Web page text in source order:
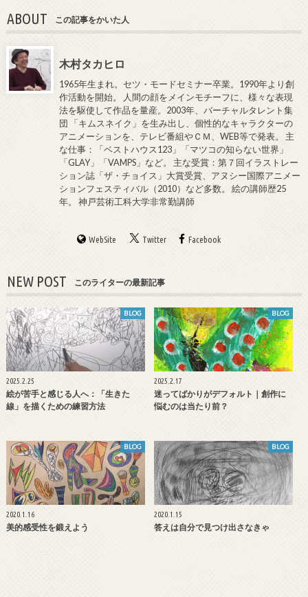
ABOUT この記事をかいた人
木村タカヒロ
1965年生まれ。セツ・モードセミナー卒業。1990年より創
作活動を開始。 人間の顔をメインモチーフに、様々な表現
法を駆使して作品を量産。2003年、バーチャルタレント集
団 「キムスネイク」を生み出し、個性的なキャラクターの
アニメーションを、テレビ番組やＣＭ、WEB等で発表。 主
な仕事：「ベストハウス123」「マツコの知らない世界」
「GLAY」「VAMPS」など。 主な受賞：第７回イラストレー
ション誌「ザ・チョイス」大賞受賞、アヌシー国際アニメー
ションフェスティバル（2010）など多数。 絵の講師歴25
年。 神戸芸術工科大学非常勤講師
WebSite Twitter Facebook
NEW POST このライターの最新記事
BLOG
2025.2.25
絵が苦手と感じる人へ：「生きた
線」を描くための練習方法
BLOG
2025.2.17
迷ってばかりがデフォルト｜創作に
悩むのは当たり前？
BLOG
2020.1.16
美的感受性を鍛えよう
BLOG
2020.1.15
答えは自分で見つけ出さなきゃ